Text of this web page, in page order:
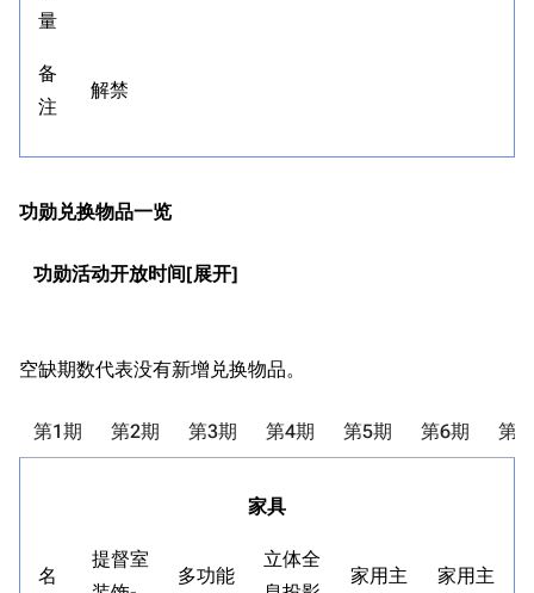
量
备
注
解禁
功勋兑换物品一览
功勋活动开放时间
空缺期数代表没有新增兑换物品。
第1期 第2期 第3期 第4期 第5期 第6期 第7
家具
名
提督室
多功能
立体全
家用主 家用主